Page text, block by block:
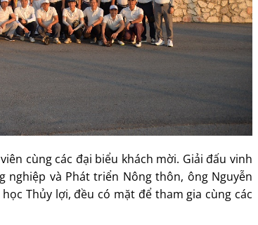
cùng các đại biểu khách mời. Giải đấu vinh
nghiệp và Phát triển Nông thôn, ông Nguyễn
Thủy lợi, đều có mặt để tham gia cùng các